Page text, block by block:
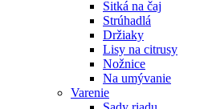
Sitká na čaj
Strúhadlá
Držiaky
Lisy na citrusy
Nožnice
Na umývanie
Varenie